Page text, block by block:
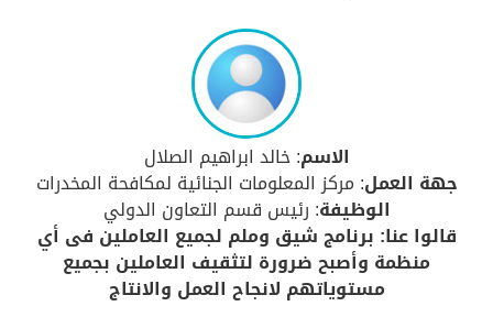
الاسم: خالد ابراهيم الصلال
جهة العمل: مركز المعلومات الجنائية لمكافحة المخدرات
الوظيفة: رئيس قسم التعاون الدولي
قالوا عنا: برنامج شيق وملم لجميع العاملين فى أي
منظمة وأصبح ضرورة لتثقيف العاملين بجميع
مستوياتهم لانجاح العمل والانتاج